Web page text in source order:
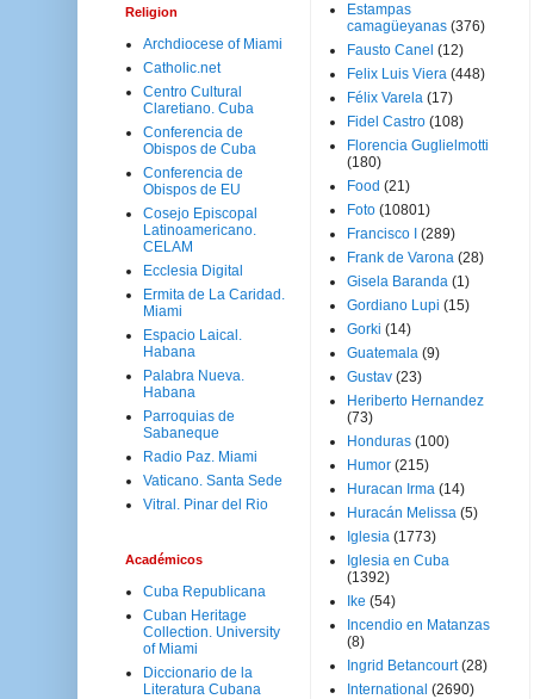
Religion
Archdiocese of Miami
Catholic.net
Centro Cultural
Claretiano. Cuba
Conferencia de
Obispos de Cuba
Conferencia de
Obispos de EU
Cosejo Episcopal
Latinoamericano.
CELAM
Ecclesia Digital
Ermita de La Caridad.
Miami
Espacio Laical.
Habana
Palabra Nueva.
Habana
Parroquias de
Sabaneque
Radio Paz. Miami
Vaticano. Santa Sede
Vitral. Pinar del Rio
Académicos
Cuba Republicana
Cuban Heritage
Collection. University
of Miami
Diccionario de la
Literatura Cubana
Estampas
camagüeyanas (376)
Fausto Canel (12)
Felix Luis Viera (448)
Félix Varela (17)
Fidel Castro (108)
Florencia Guglielmotti
(180)
Food (21)
Foto (10801)
Francisco I
(289)
Frank de Varona (28)
Gisela Baranda (1)
Gordiano Lupi (15)
Gorki (14)
Guatemala (9)
Gustav (23)
Heriberto Hernandez
(73)
Honduras (100)
Humor (215)
Huracan Irma (14)
Huracán Melissa (5)
Iglesia (1773)
Iglesia en Cuba
(1392)
Ike (54)
Incendio en Matanzas
(8)
Ingrid Betancourt (28)
International (2690)